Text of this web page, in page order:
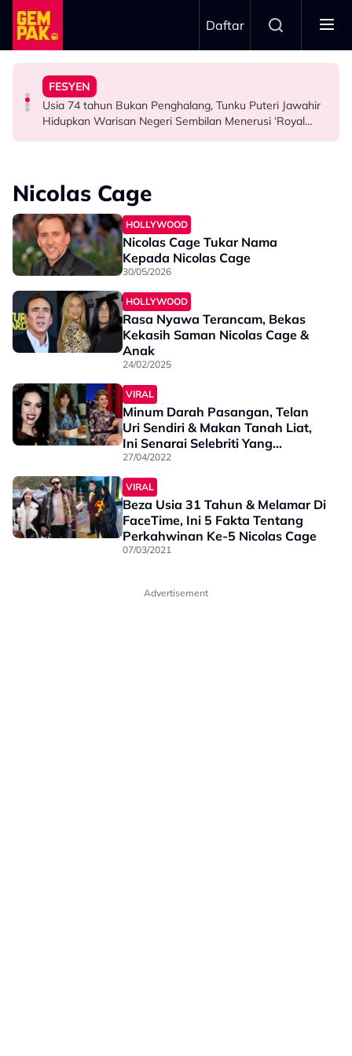
Skip to main content
Daftar
HIBURAN
“Saya Memang Suka Gaya Streetwear…” - Ezaidi Aziz
FESYEN
Usia 74 tahun Bukan Penghalang, Tunku Puteri Jawahir
Hidupkan Warisan Negeri Sembilan Menerusi ‘Royal
BERITA
Tertelan Serpihan Lidi Sate, Wanita Saman Singapore
Airlines
HIBURAN
Permintaan Aneh Jared Leto Di Lokasi, Minta Nelayan
Tangkap Ikan Segar Setiap Hari
Nicolas Cage
HOLLYWOOD
Nicolas Cage Tukar Nama
Kepada Nicolas Cage
30/05/2026
HOLLYWOOD
Rasa Nyawa Terancam, Bekas
Kekasih Saman Nicolas Cage &
Anak
24/02/2025
VIRAL
Minum Darah Pasangan, Telan
Uri Sendiri & Makan Tanah Liat,
Ini Senarai Selebriti Yang
Berselera Pelik
27/04/2022
VIRAL
Beza Usia 31 Tahun & Melamar Di
FaceTime, Ini 5 Fakta Tentang
Perkahwinan Ke-5 Nicolas Cage
07/03/2021
Advertisement